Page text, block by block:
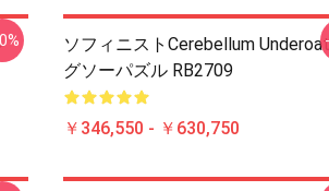
ソフィニストCerebellum
グソーパズル RB2709
￥346,550 - ￥630,750